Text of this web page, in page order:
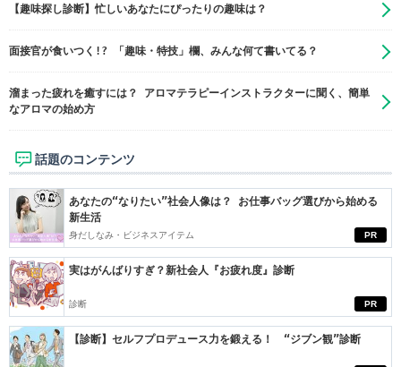
【趣味探し診断】忙しいあなたにぴったりの趣味は？
面接官が食いつく!? 「趣味・特技」欄、みんな何て書いてる？
溜まった疲れを癒すには？ アロマテラピーインストラクターに聞く、簡単
なアロマの始め方
話題のコンテンツ
PR
あなたの“なりたい”社会人像は？ お仕事バッグ選びから始める
新生活
身だしなみ・ビジネスアイテム
PR
実はがんばりすぎ？新社会人『お疲れ度』診断
診断
【診断】セルフプロデュース力を鍛える！ “ジブン観”診断